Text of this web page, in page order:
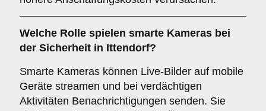
Welche Rolle spielen smarte Kameras bei
der Sicherheit in Ittendorf?
Smarte Kameras können Live-Bilder auf mobile
Geräte streamen und bei verdächtigen
Aktivitäten Benachrichtigungen senden. Sie